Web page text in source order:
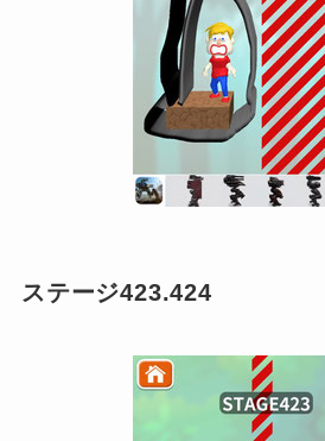
ステージ423.424